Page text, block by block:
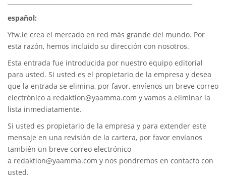
español:
Yfw.ie crea el mercado en red más grande del mundo. Por
esta razón, hemos incluido su dirección con nosotros.
Esta entrada fue introducida por nuestro equipo editorial
para usted. Si usted es el propietario de la empresa y desea
que la entrada se elimina, por favor, envíenos un breve correo
electrónico a redaktion@yaamma.com y vamos a eliminar la
lista inmediatamente.
Si usted es propietario de la empresa y para extender este
mensaje en una revisión de la cartera, por favor envíanos
también un breve correo electrónico
a redaktion@yaamma.com y nos pondremos en contacto con
usted.